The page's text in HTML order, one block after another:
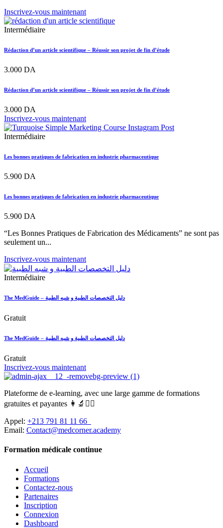
Inscrivez-vous maintenant
Intermédiaire
Rédaction d’un article scientifique – Réussir son projet de fin d’étude
3.000 DA
Rédaction d’un article scientifique – Réussir son projet de fin d’étude
3.000 DA
Inscrivez-vous maintenant
Intermédiaire
Les bonnes pratiques de fabrication en industrie pharmaceutique
5.900 DA
Les bonnes pratiques de fabrication en industrie pharmaceutique
5.900 DA
“Les Bonnes Pratiques de Fabrication des Médicaments” ne sont pas
seulement un...
Inscrivez-vous maintenant
Intermédiaire
The MedGuide – دليل التخصصات الطبية و شبه الطبية
Gratuit
The MedGuide – دليل التخصصات الطبية و شبه الطبية
Gratuit
Inscrivez-vous maintenant
Plateforme de e-learning, avec une large gamme de formations
gratuites et payantes 👩‍🔬👨‍⚕️
Appel: +213 791 81 11 66
Email: Contact@medcorner.academy
Formation médicale continue
Accueil
Formations
Contactez-nous
Partenaires
Inscription
Connexion
Dashboard